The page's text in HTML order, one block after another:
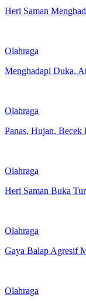
Heri Saman
Olahraga
Menghadapi Duka,
Olahraga
Panas, Hujan,
Olahraga
Heri Saman Buka
Olahraga
Gaya Balap Agresif
Olahraga